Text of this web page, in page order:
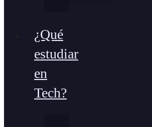
¿Qué
estudiar
en
Tech?